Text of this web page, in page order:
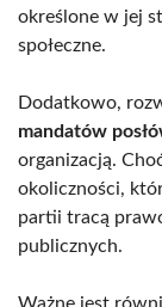
określone w jej
społeczne.
Dodatkowo,
mandatów
organizacją.
okoliczności,
partii tracą
publicznych.